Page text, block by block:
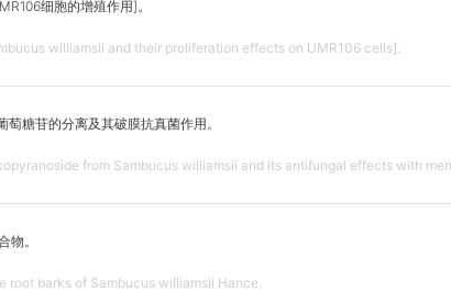
细胞的增殖作用]。
williamsii and their proliferation effects on UMR106 cells].
糖苷的分离及其破膜抗真菌作用。
from Sambucus williamsii and its antifungal effects with
物。
root barks of Sambucus williamsii Hance.